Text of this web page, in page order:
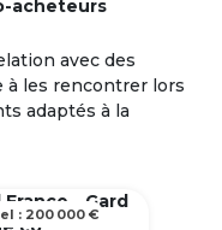
acheteurs
avec des
les rencontrer lors
adaptés à la
- Gard
: 200 000 €